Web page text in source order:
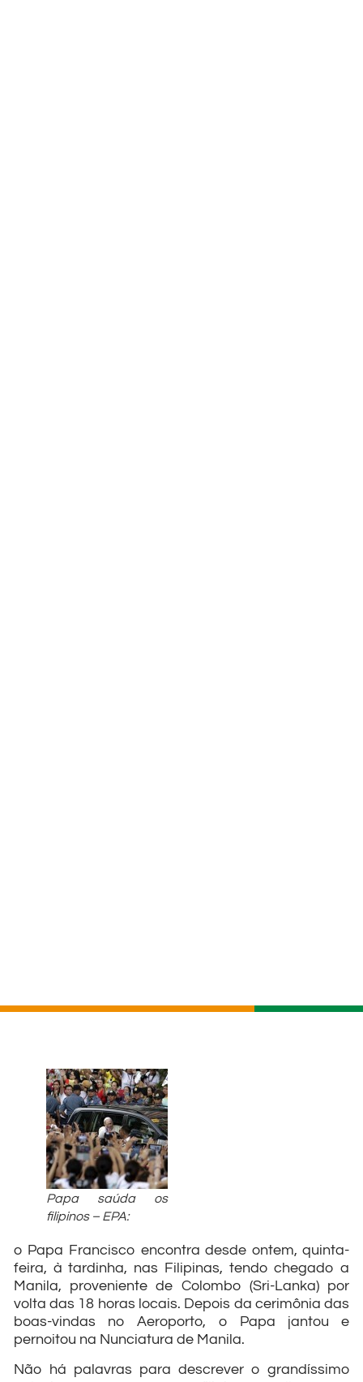
Papa saúda os
filipinos – EPA:
o Papa Francisco encontra desde ontem, quinta-
feira, à tardinha, nas Filipinas, tendo chegado a
Manila, proveniente de Colombo (Sri-Lanka) por
volta das 18 horas locais. Depois da cerimônia das
boas-vindas no Aeroporto, o Papa jantou e
pernoitou na Nunciatura de Manila.
Não há palavras para descrever o grandíssimo